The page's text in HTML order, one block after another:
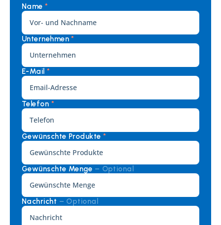
Name *
Unternehmen *
E-Mail *
Telefon *
Gewünschte Produkte *
Gewünschte Menge – Optional
Nachricht – Optional